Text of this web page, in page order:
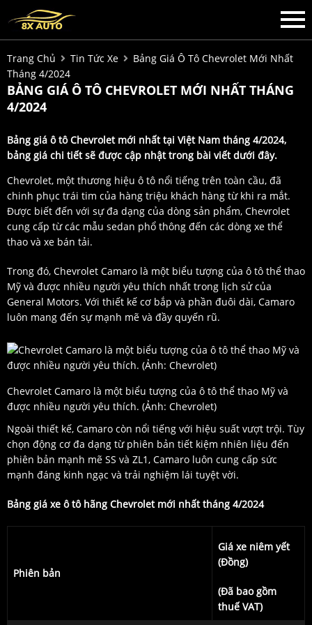
Trang Chủ Tin Tức Xe
Bảng Giá Ô Tô Chevrolet Mới Nhất
Tháng 4/2024
BẢNG GIÁ Ô TÔ CHEVROLET MỚI NHẤT THÁNG
4/2024
Bảng giá ô tô Chevrolet mới nhất tại Việt Nam tháng 4/2024,
bảng giá chi tiết sẽ được cập nhật trong bài viết dưới đây.
Chevrolet, một thương hiệu ô tô nổi tiếng trên toàn cầu, đã
chinh phục trái tim của hàng triệu khách hàng từ khi ra mắt.
Được biết đến với sự đa dạng của dòng sản phẩm, Chevrolet
cung cấp từ các mẫu sedan phổ thông đến các dòng xe thể
thao và xe bán tải.
Trong đó, Chevrolet Camaro là một biểu tượng của ô tô thể thao
Mỹ và được nhiều người yêu thích nhất trong lịch sử của
General Motors. Với thiết kế cơ bắp và phần đuôi dài, Camaro
luôn mang đến sự mạnh mẽ và đầy quyến rũ.
Chevrolet Camaro là một biểu tượng của ô tô thể thao Mỹ và
được nhiều người yêu thích. (Ảnh: Chevrolet)
Ngoài thiết kế, Camaro còn nổi tiếng với hiệu suất vượt trội. Tùy
chọn động cơ đa dạng từ phiên bản tiết kiệm nhiên liệu đến
phiên bản mạnh mẽ SS và ZL1, Camaro luôn cung cấp sức
mạnh đáng kinh ngạc và trải nghiệm lái tuyệt vời.
Bảng giá xe ô tô hãng Chevrolet mới nhất tháng 4/2024
Phiên bản
Giá xe niêm yết
(Đồng)
(Đã bao gồm
thuế VAT)